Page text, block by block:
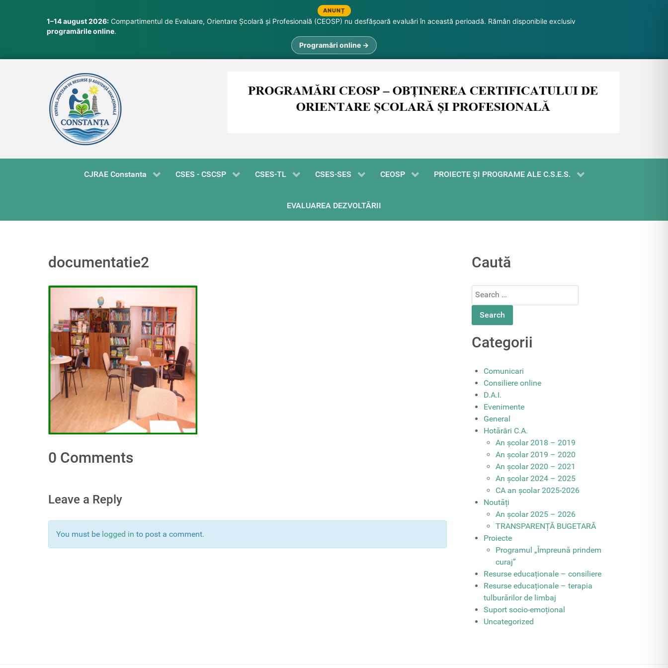
ANUNȚ
1–14 august 2026: Compartimentul de Evaluare, Orientare Școlară și Profesională (CEOSP) nu desfășoară evaluări în această perioadă. Rămân disponibile exclusiv
programările online.
Programări online →
CJRAE Constanta CSES - CSCSP CSES-TL CSES-SES CEOSP PROIECTE ŞI PROGRAME ALE C.S.E.S.
EVALUAREA DEZVOLTĂRII
documentatie2
0 Comments
Leave a Reply
You must be logged in to post a comment.
Caută
Search
Categorii
Comunicari
Consiliere online
D.A.I.
Evenimente
General
Hotărâri C.A.
An școlar 2018 – 2019
An școlar 2019 – 2020
An școlar 2020 – 2021
An școlar 2024 – 2025
CA an școlar 2025-2026
Noutăți
An școlar 2025 – 2026
TRANSPARENȚĂ BUGETARĂ
Proiecte
Programul „Împreună prindem
curaj”
Resurse educaționale – consiliere
Resurse educaționale – terapia
tulburărilor de limbaj
Suport socio-emoțional
Uncategorized